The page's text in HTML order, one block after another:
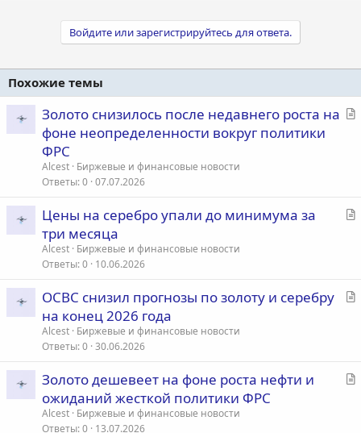
Войдите или зарегистрируйтесь для ответа.
Похожие темы
С
Золото снизилось после недавнего роста на
фоне неопределенности вокруг политики
ФРС
Alcest Биржевые и финансовые новости
Ответы 0 07.07.2026
С
я
Цены на серебро упали до минимума за
три месяца
Alcest Биржевые и финансовые новости
Ответы 0 10.06.2026
С
я
OCBC снизил прогнозы по золоту и серебру
на конец 2026 года
Alcest Биржевые и финансовые новости
Ответы 0 30.06.2026
С
Золото дешевеет на фоне роста нефти и
ожиданий жесткой политики ФРС
Alcest Биржевые и финансовые новости
Ответы 0 13.07.2026